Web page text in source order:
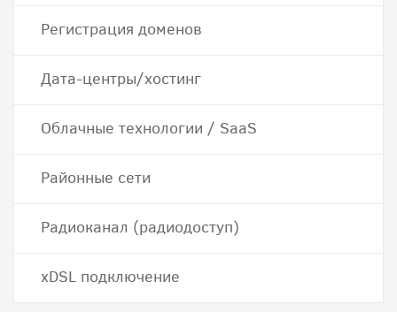
Регистрация доменов
Дата-центры/хостинг
Облачные технологии / SaaS
Районные сети
Радиоканал (радиодоступ)
хDSL подключение